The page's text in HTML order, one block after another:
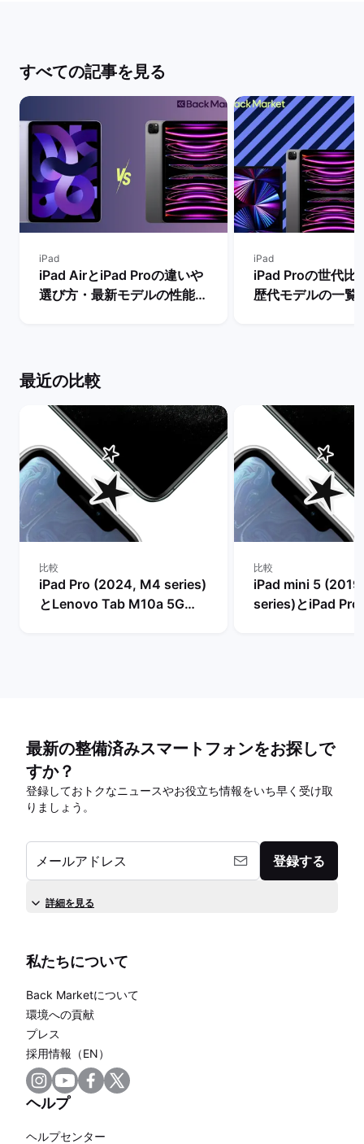
すべての記事を見る
iPad
iPad AirとiPad Proの違いや
選び方・最新モデルの性能を
iPad
iPad Proの世代比
歴代モデルの一覧
最近の比較
比較
iPad Pro (2024, M4 series)
とLenovo Tab M10a 5G
比較
iPad mini 5
series)とiPad Pro
最新の整備済みスマートフォンをお探しで
すか？
登録しておトクなニュースやお役立ち情報をいち早く受け取
りましょう。
メールアドレス 登録する
詳細を見る
私たちについて
Back Marketについて
環境への貢献
プレス
採用情報（EN）
ヘルプ
ヘルプセンター